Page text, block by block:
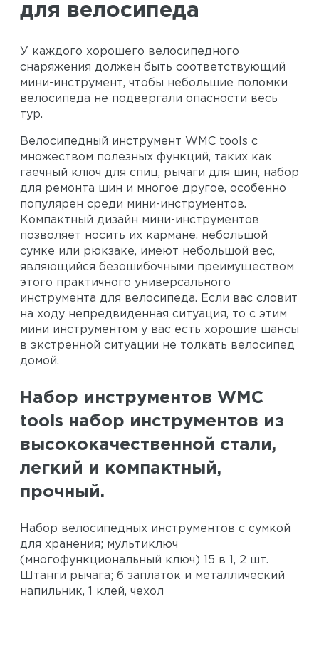
для велосипеда
У каждого хорошего велосипедного
снаряжения должен быть соответствующий
мини-инструмент, чтобы небольшие поломки
велосипеда не подвергали опасности весь
тур.
Велосипедный инструмент WMC tools с
множеством полезных функций, таких как
гаечный ключ для спиц, рычаги для шин, набор
для ремонта шин и многое другое, особенно
популярен среди мини-инструментов.
Компактный дизайн мини-инструментов
позволяет носить их кармане, небольшой
сумке или рюкзаке, имеют небольшой вес,
являющийся безошибочными преимуществом
этого практичного универсального
инструмента для велосипеда. Если вас словит
на ходу непредвиденная ситуация, то с этим
мини инструментом у вас есть хорошие шансы
в экстренной ситуации не толкать велосипед
домой.
Набор инструментов WMC
tools набор инструментов из
высококачественной стали,
легкий и компактный,
прочный.
Набор велосипедных инструментов с сумкой
для хранения; мультиключ
(многофункциональный ключ) 15 в 1, 2 шт.
Штанги рычага; 6 заплаток и металлический
напильник, 1 клей, чехол